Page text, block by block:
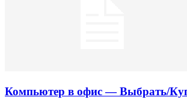
Компьютер в офис — Выбрать/